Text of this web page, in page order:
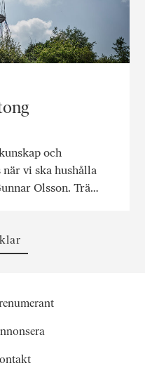
och
vi ska hushålla
Olsson. Trä…